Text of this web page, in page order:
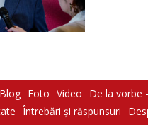
Blog Foto Video
De la vorbe
Întrebări şi răspunsuri